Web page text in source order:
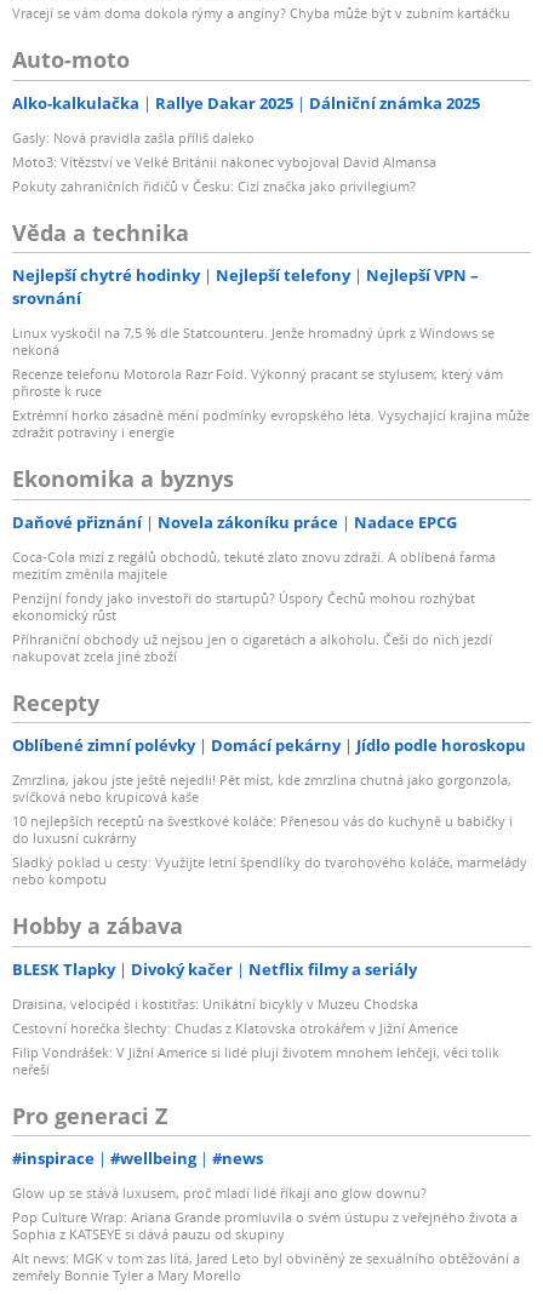
Vracejí se vám doma dokola rýmy a angíny? Chyba může být v zubním kartáčku
Auto-moto
Alko-kalkulačka Rallye Dakar 2025 Dálniční známka 2025
Gasly: Nová pravidla zašla příliš daleko
Moto3: Vítězství ve Velké Británii nakonec vybojoval David Almansa
Pokuty zahraničních řidičů v Česku: Cizí značka jako privilegium?
Věda a technika
Nejlepší chytré hodinky Nejlepší telefony
Nejlepší VPN –
srovnání
Linux vyskočil na 7,5 % dle Statcounteru. Jenže hromadný úprk z Windows se
nekoná
Recenze telefonu Motorola Razr Fold. Výkonný pracant se stylusem, který vám
přiroste k ruce
Extrémní horko zásadně mění podmínky evropského léta. Vysychající krajina může
zdražit potraviny i energie
Ekonomika a byznys
Daňové přiznání Novela zákoníku práce Nadace EPCG
Coca-Cola mizí z regálů obchodů, tekuté zlato znovu zdraží. A oblíbená farma
mezitím změnila majitele
Penzijní fondy jako investoři do startupů? Úspory Čechů mohou rozhýbat
ekonomický růst
Příhraniční obchody už nejsou jen o cigaretách a alkoholu. Češi do nich jezdí
nakupovat zcela jiné zboží
Recepty
Oblíbené zimní polévky Domácí pekárny Jídlo podle horoskopu
Zmrzlina, jakou jste ještě nejedli! Pět míst, kde zmrzlina chutná jako gorgonzola,
svíčková nebo krupicová kaše
10 nejlepších receptů na švestkové koláče: Přenesou vás do kuchyně u babičky i
do luxusní cukrárny
Sladký poklad u cesty: Využijte letní špendlíky do tvarohového koláče, marmelády
nebo kompotu
Hobby a zábava
BLESK Tlapky Divoký kačer Netflix filmy a seriály
Draisina, velocipéd i kostitřas: Unikátní bicykly v Muzeu Chodska
Cestovní horečka šlechty: Chuďas z Klatovska otrokářem v Jižní Americe
Filip Vondrášek: V Jižní Americe si lidé plují životem mnohem lehčeji, věci tolik
neřeší
Pro generaci Z
#inspirace #wellbeing #news
Glow up se stává luxusem, proč mladí lidé říkají ano glow downu?
Pop Culture Wrap: Ariana Grande promluvila o svém ústupu z veřejného života a
Sophia z KATSEYE si dává pauzu od skupiny
Alt news: MGK v tom zas lítá, Jared Leto byl obviněný ze sexuálního obtěžování a
zemřely Bonnie Tyler a Mary Morello